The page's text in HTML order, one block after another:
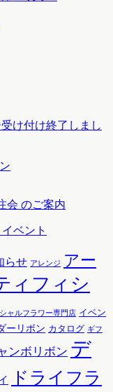
け付け終了しまし
会 のご案内
ベント
らせ アレンジ アー
ィフィシ
ャルフラワー専門店 イベン
ーリボン カタログ ギフ
ンボリボン デ
ドライフラ